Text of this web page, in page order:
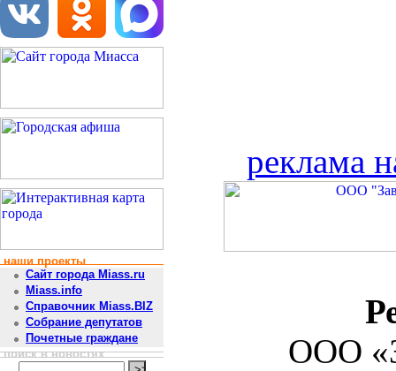
наши проекты
Сайт города Miass.ru
Miass.info
Справочник Miass.BIZ
Собрание депутатов
Почетные граждане
поиск в новостях
реклама
ООО